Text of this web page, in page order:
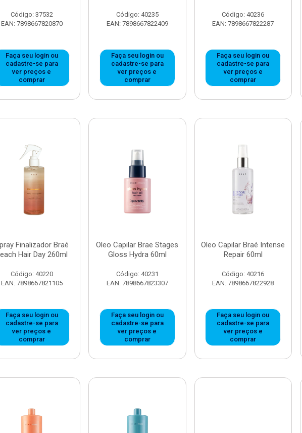
Código: 37532
EAN: 7898667820870
Faça seu login ou
cadastre-se para
ver preços e
comprar
Código: 40235
EAN: 7898667822409
Faça seu login ou
cadastre-se para
ver preços e
comprar
Código: 40236
EAN: 7898667822287
Faça seu login ou
cadastre-se para
ver preços e
comprar
Finalizador Braé
Hair Day 260ml
Código: 40220
EAN: 7898667821105
Faça seu login ou
cadastre-se para
ver preços e
comprar
Oleo Capilar Brae Stages
Gloss Hydra 60ml
Código: 40231
EAN: 7898667823307
Faça seu login ou
cadastre-se para
ver preços e
comprar
Oleo Capilar Braé Intense
Repair 60ml
Código: 40216
EAN: 7898667822928
Faça seu login ou
cadastre-se para
ver preços e
comprar